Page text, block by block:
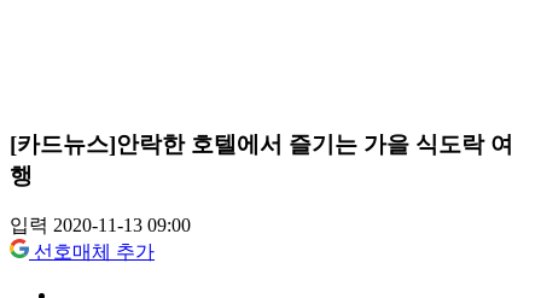
[카드뉴스]안락한 호텔에서 즐기는 가을 식도락 여
행
입력 2020-11-13 09:00
선호매체 추가